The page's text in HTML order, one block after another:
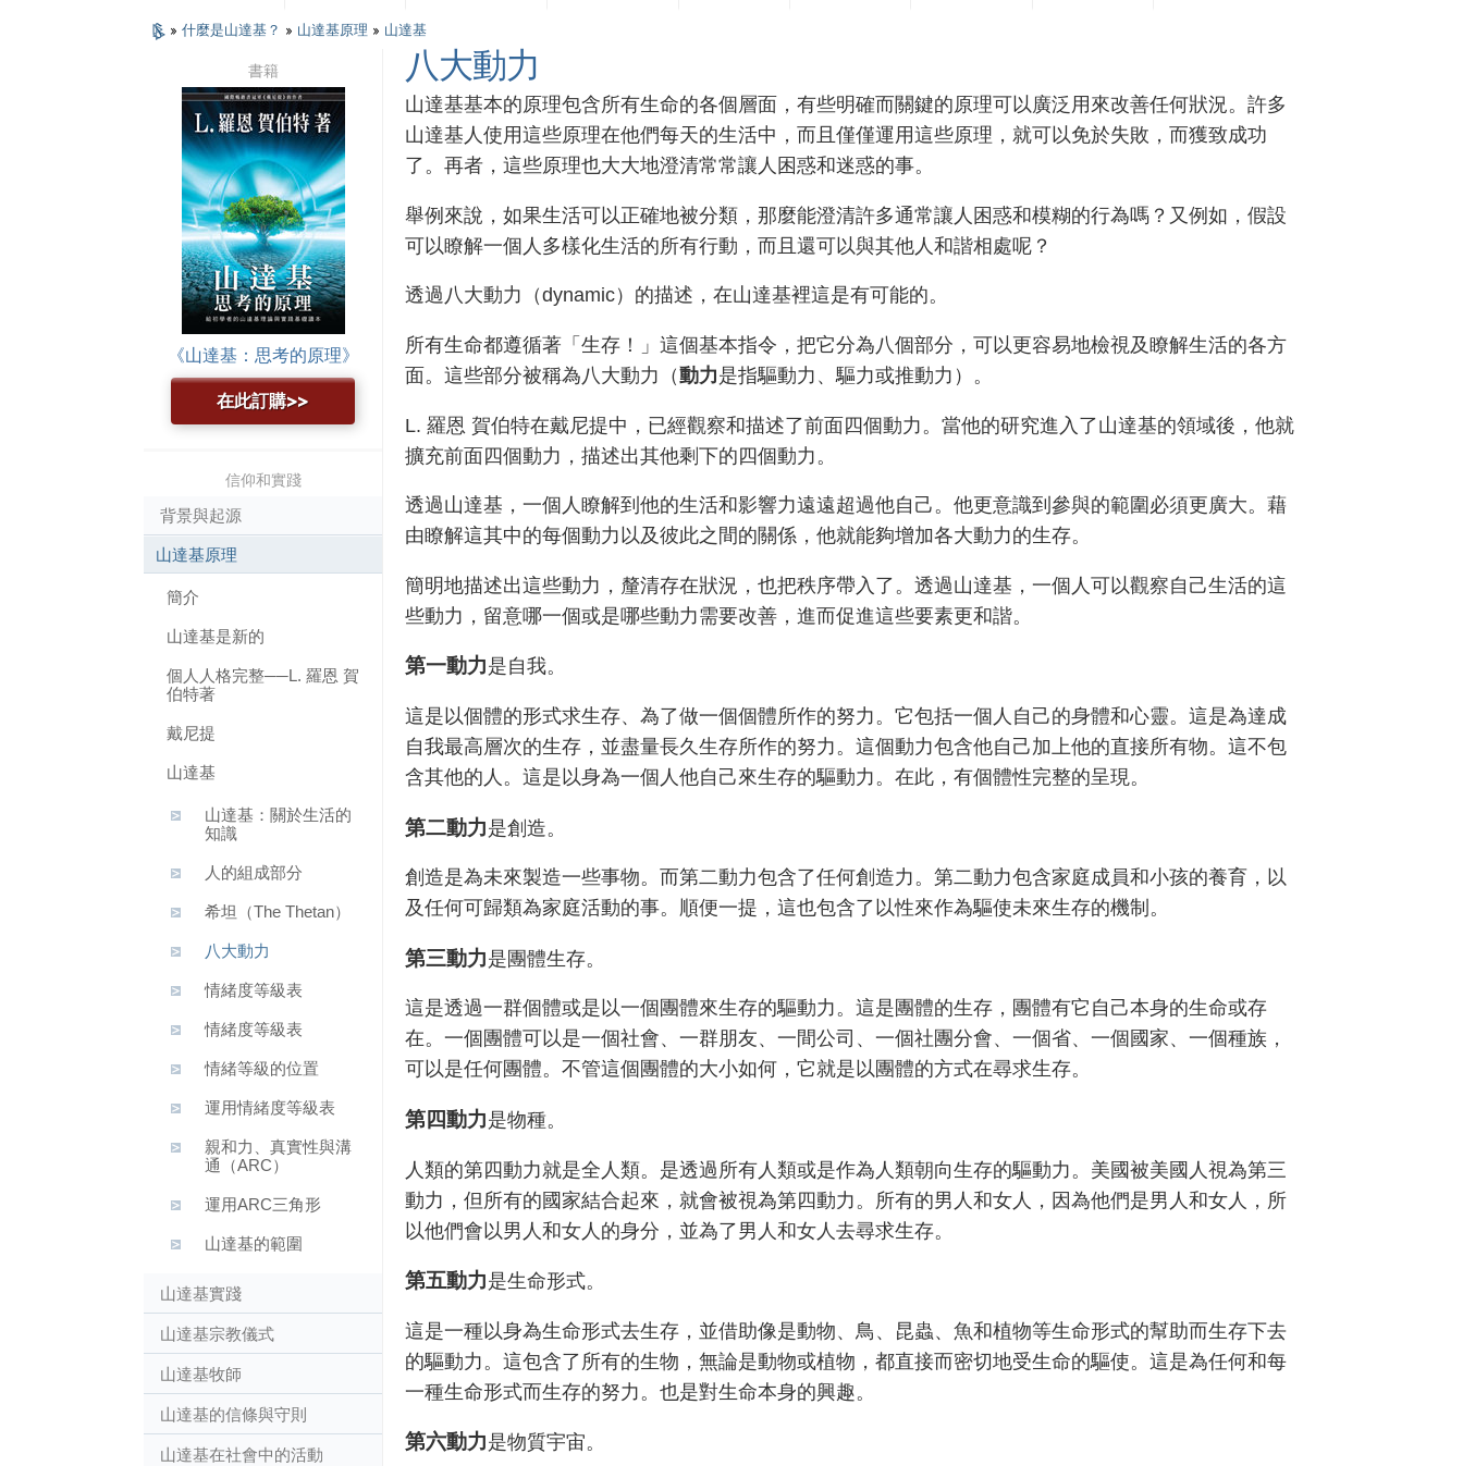
» 什麼是山達基？ » 山達基原理 » 山達基
八大動力
山達基基本的原理包含所有生命的各個層面，有些明確而關鍵的原理可以廣泛用來改善任何狀況。許多
山達基人使用這些原理在他們每天的生活中，而且僅僅運用這些原理，就可以免於失敗，而獲致成功
了。再者，這些原理也大大地澄清常常讓人困惑和迷惑的事。
舉例來說，如果生活可以正確地被分類，那麼能澄清許多通常讓人困惑和模糊的行為嗎？又例如，假設
可以瞭解一個人多樣化生活的所有行動，而且還可以與其他人和諧相處呢？
透過八大動力（dynamic）的描述，在山達基裡這是有可能的。
所有生命都遵循著「生存！」這個基本指令，把它分為八個部分，可以更容易地檢視及瞭解生活的各方
面。這些部分被稱為八大動力（動力是指驅動力、驅力或推動力）。
L. 羅恩 賀伯特在戴尼提中，已經觀察和描述了前面四個動力。當他的研究進入了山達基的領域後，他就
擴充前面四個動力，描述出其他剩下的四個動力。
透過山達基，一個人瞭解到他的生活和影響力遠遠超過他自己。他更意識到參與的範圍必須更廣大。藉
由瞭解這其中的每個動力以及彼此之間的關係，他就能夠增加各大動力的生存。
簡明地描述出這些動力，釐清存在狀況，也把秩序帶入了。透過山達基，一個人可以觀察自己生活的這
些動力，留意哪一個或是哪些動力需要改善，進而促進這些要素更和諧。
第一動力是自我。
這是以個體的形式求生存、為了做一個個體所作的努力。它包括一個人自己的身體和心靈。這是為達成
自我最高層次的生存，並盡量長久生存所作的努力。這個動力包含他自己加上他的直接所有物。這不包
含其他的人。這是以身為一個人他自己來生存的驅動力。在此，有個體性完整的呈現。
第二動力是創造。
創造是為未來製造一些事物。而第二動力包含了任何創造力。第二動力包含家庭成員和小孩的養育，以
及任何可歸類為家庭活動的事。順便一提，這也包含了以性來作為驅使未來生存的機制。
第三動力是團體生存。
這是透過一群個體或是以一個團體來生存的驅動力。這是團體的生存，團體有它自己本身的生命或存
在。一個團體可以是一個社會、一群朋友、一間公司、一個社團分會、一個省、一個國家、一個種族，
可以是任何團體。不管這個團體的大小如何，它就是以團體的方式在尋求生存。
第四動力是物種。
人類的第四動力就是全人類。是透過所有人類或是作為人類朝向生存的驅動力。美國被美國人視為第三
動力，但所有的國家結合起來，就會被視為第四動力。所有的男人和女人，因為他們是男人和女人，所
以他們會以男人和女人的身分，並為了男人和女人去尋求生存。
第五動力是生命形式。
這是一種以身為生命形式去生存，並借助像是動物、鳥、昆蟲、魚和植物等生命形式的幫助而生存下去
的驅動力。這包含了所有的生物，無論是動物或植物，都直接而密切地受生命的驅使。這是為任何和每
一種生命形式而生存的努力。也是對生命本身的興趣。
第六動力是物質宇宙。
書籍
《山達基：思考的原理》
在此訂購>>
信仰和實踐
背景與起源
山達基原理
簡介
山達基是新的
個人人格完整──L. 羅恩 賀
伯特著
戴尼提
山達基
山達基：關於生活的
知識
人的組成部分
希坦（The Thetan）
八大動力
情緒度等級表
情緒度等級表
情緒等級的位置
運用情緒度等級表
親和力、真實性與溝
通（ARC）
運用ARC三角形
山達基的範圍
山達基實踐
山達基宗教儀式
山達基牧師
山達基的信條與守則
山達基在社會中的活動